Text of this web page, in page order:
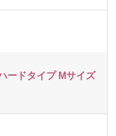
ードタイプ Mサイズ